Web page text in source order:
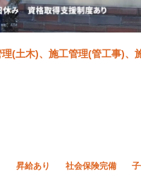
(土木)、施工管理(管工事)、
昇給あり 社会保険完備